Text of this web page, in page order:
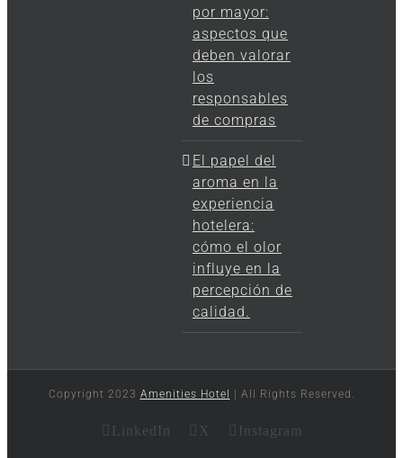
por mayor:
aspectos que
deben valorar
los
responsables
de compras
El papel del
aroma en la
experiencia
hotelera:
cómo el olor
influye en la
percepción de
calidad.
Copyright 2023 Amenities Hotel | All Rights Reserved.
LinkedIn X Instagram